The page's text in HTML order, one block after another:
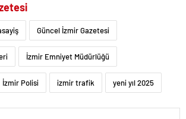
Güncel İzmir Gazetesi
İzmir Emniyet Müdürlüğü
İzmir Polisi izmir trafik yeni yıl 2025